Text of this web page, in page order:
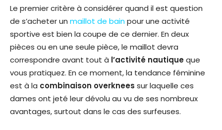
Le premier critère à considérer quand il est question
de s’acheter un maillot de bainpour une activité
sportive est bien la coupe de ce dernier. En deux
pièces ou en une seule pièce, le maillot devra
correspondre avant tout à l’activité nautiqueque
vous pratiquez. En ce moment, la tendance féminine
est à la combinaison overknees sur laquelle ces
dames ont jeté leur dévolu au vu de ses nombreux
avantages, surtout dans le cas des surfeuses.